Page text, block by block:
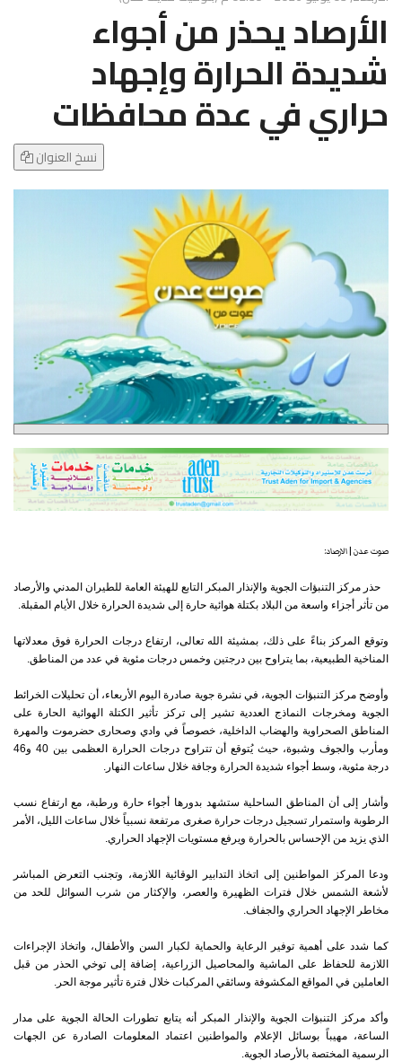
l
e
N
a
v
i
t
الأرصاد يحذر من أجواء
شديدة الحرارة وإجهاد
حراري في عدة محافظات
نسخ العنوان
صوت عدن | الارصاد:
حذر مركز التنبؤات الجوية والإنذار المبكر التابع للهيئة العامة للطيران المدني والأرصاد
من تأثر أجزاء واسعة من البلاد بكتلة هوائية حارة إلى شديدة الحرارة خلال الأيام المقبلة.
وتوقع المركز بناءً على ذلك، بمشيئة الله تعالى، ارتفاع درجات الحرارة فوق معدلاتها
المناخية الطبيعية، بما يتراوح بين درجتين وخمس درجات مئوية في عدد من المناطق.
وأوضح مركز التنبؤات الجوية، في نشرة جوية صادرة اليوم الأربعاء، أن تحليلات الخرائط
الجوية ومخرجات النماذج العددية تشير إلى تركز تأثير الكتلة الهوائية الحارة على
المناطق الصحراوية والهضاب الداخلية، خصوصاً في وادي وصحارى حضرموت والمهرة
ومأرب والجوف وشبوة، حيث يُتوقع أن تتراوح درجات الحرارة العظمى بين 40 و46
درجة مئوية، وسط أجواء شديدة الحرارة وجافة خلال ساعات النهار.
وأشار إلى أن المناطق الساحلية ستشهد بدورها أجواء حارة ورطبة، مع ارتفاع نسب
الرطوبة واستمرار تسجيل درجات حرارة صغرى مرتفعة نسبياً خلال ساعات الليل، الأمر
الذي يزيد من الإحساس بالحرارة ويرفع مستويات الإجهاد الحراري.
ودعا المركز المواطنين إلى اتخاذ التدابير الوقائية اللازمة، وتجنب التعرض المباشر
لأشعة الشمس خلال فترات الظهيرة والعصر، والإكثار من شرب السوائل للحد من
مخاطر الإجهاد الحراري والجفاف.
كما شدد على أهمية توفير الرعاية والحماية لكبار السن والأطفال، واتخاذ الإجراءات
اللازمة للحفاظ على الماشية والمحاصيل الزراعية، إضافة إلى توخي الحذر من قبل
العاملين في المواقع المكشوفة وسائقي المركبات خلال فترة تأثير موجة الحر.
وأكد مركز التنبؤات الجوية والإنذار المبكر أنه يتابع تطورات الحالة الجوية على مدار
الساعة، مهيباً بوسائل الإعلام والمواطنين اعتماد المعلومات الصادرة عن الجهات
الرسمية المختصة بالأرصاد الجوية.